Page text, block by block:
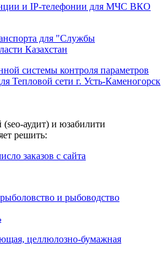
и IP-телефонии для МЧС ВКО
для "Службы
Казахстан
системы контроля параметров
Тепловой сети г. Усть-Каменогорск
аудит) и юзабилити
решить:
заказов с сайта
и рыбоводство
целлюлозно-бумажная